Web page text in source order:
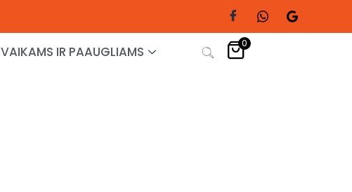
VAIKAMS IR PAAUGLIAMS
0